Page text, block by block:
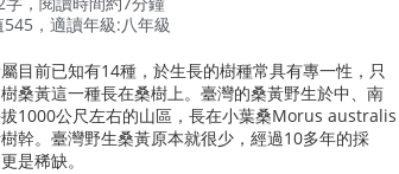
545，適讀年級:八年級
目前已知有14種，於生長的樹種常具有專一性，只
桑黃這一種長在桑樹上。臺灣的桑黃野生於中、南
1000公尺左右的山區，長在小葉桑Morus australis
幹。臺灣野生桑黃原本就很少，經過10多年的採
是稀缺。